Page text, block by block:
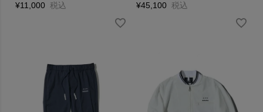
¥11,000 税込
¥45,100 税込